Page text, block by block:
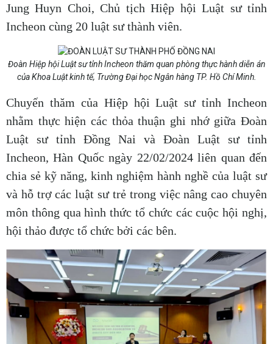
Jung Huyn Choi, Chủ tịch Hiệp hội Luật sư tỉnh
Incheon cùng 20 luật sư thành viên.
Đoàn Hiệp hội Luật sư tỉnh Incheon thăm quan phòng thực hành diễn án
của Khoa Luật kinh tế, Trường Đại học Ngân hàng TP. Hồ Chí Minh.
Chuyến thăm của Hiệp hội Luật sư tỉnh Incheon
nhằm thực hiện các thỏa thuận ghi nhớ giữa Đoàn
Luật sư tỉnh Đồng Nai và Đoàn Luật sư tỉnh
Incheon, Hàn Quốc ngày 22/02/2024 liên quan đến
chia sẻ kỹ năng, kinh nghiệm hành nghề của luật sư
và hỗ trợ các luật sư trẻ trong việc nâng cao chuyên
môn thông qua hình thức tổ chức các cuộc hội nghị,
hội thảo được tổ chức bởi các bên.